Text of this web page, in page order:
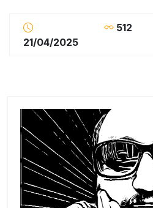
21/04/2025
512